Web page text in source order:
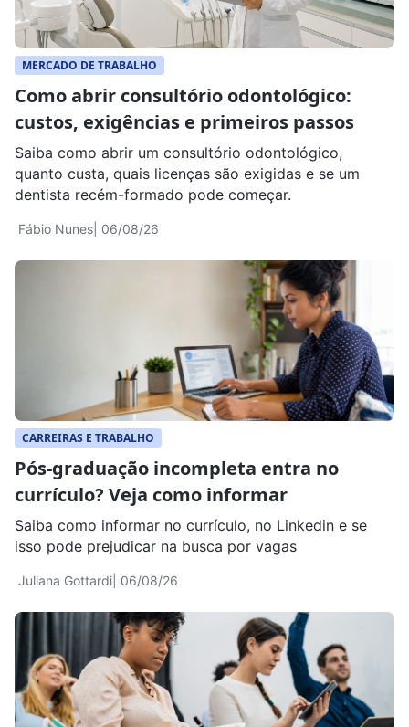
MERCADO DE TRABALHO
Como abrir consultório odontológico:
custos, exigências e primeiros passos
Fábio Nunes | 06/08/26
Saiba como abrir um consultório odontológico,
quanto custa, quais licenças são exigidas e se um
dentista recém-formado pode começar.
CARREIRAS E TRABALHO
Pós-graduação incompleta entra no
currículo? Veja como informar
Juliana Gottardi | 06/08/26
Saiba como informar no currículo, no Linkedin e se
isso pode prejudicar na busca por vagas